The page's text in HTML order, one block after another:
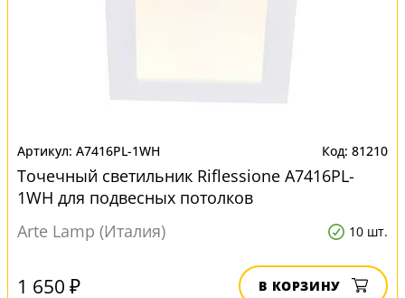
A7416PL-1WH 81210
Точечный светильник Riflessione A7416PL-
1WH для подвесных потолков
Arte Lamp (Италия)
10 шт.
1 650 ₽ В КОРЗИНУ